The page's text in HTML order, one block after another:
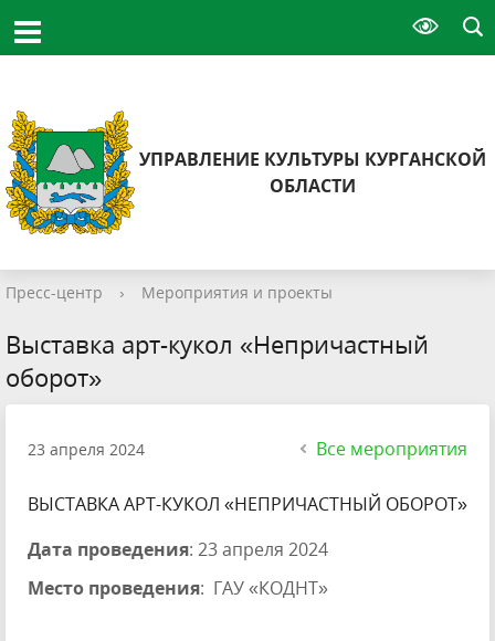
УПРАВЛЕНИЕ КУЛЬТУРЫ КУРГАНСКОЙ
ОБЛАСТИ
Пресс-центр › Мероприятия и проекты
Выставка арт-кукол «Непричастный
оборот»
23 апреля 2024 Все мероприятия
ВЫСТАВКА АРТ-КУКОЛ «НЕПРИЧАСТНЫЙ ОБОРОТ»
Дата проведения: 23 апреля 2024
Место проведения: ГАУ «КОДНТ»